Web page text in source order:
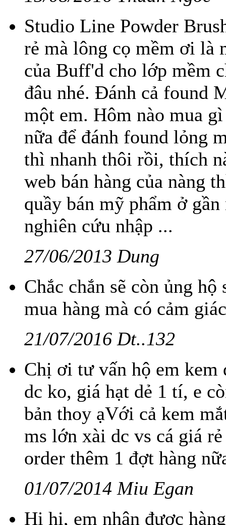
Studio Line Powder
rẻ mà lông cọ mềm ơi là
của Buff'd cho lớp mềm
đâu nhé. Đánh cả found
một em. Hôm nào mua
nữa để đánh found lỏng
thì nhanh thôi rồi, thích
web bán hàng của nàng
quầy bán mỹ phẩm ở
nghiên cứu nhập ...
27/06/2013 Dung
Chắc chắn sẽ còn ủng
mua hàng mà có cảm
21/07/2016 Dt..132
Chị ơi tư vấn hộ em kem
dc ko, giá hạt dẻ 1 tí, e
bản thoy ạVới cả kem
ms lớn xài dc vs cá giá
order thêm 1 đợt hàng
01/07/2014 Miu Egan
Hi hi, em nhận được